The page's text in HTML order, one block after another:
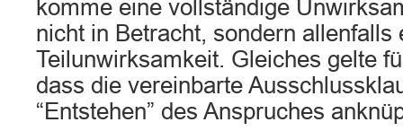
komme eine vollständige
nicht in Betracht, sondern allenfalls
Teilunwirksamkeit. Gleiches gelte
dass die vereinbarte
“Entstehen” des Anspruches